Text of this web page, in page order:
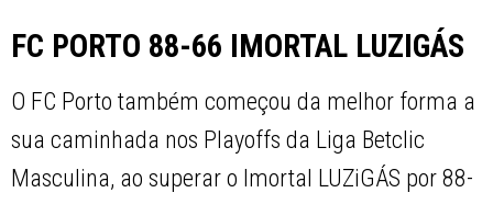
FC PORTO 88-66 IMORTAL LUZIGÁS
O FC Porto também começou da melhor forma a
sua caminhada nos Playoffs da Liga Betclic
Masculina, ao superar o Imortal LUZiGÁS por 88-